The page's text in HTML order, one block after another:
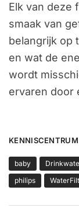
Elk van deze
smaak van
belangrijk op
en wat de
wordt
ervaren door
KENNISCENTRUM
baby
philips